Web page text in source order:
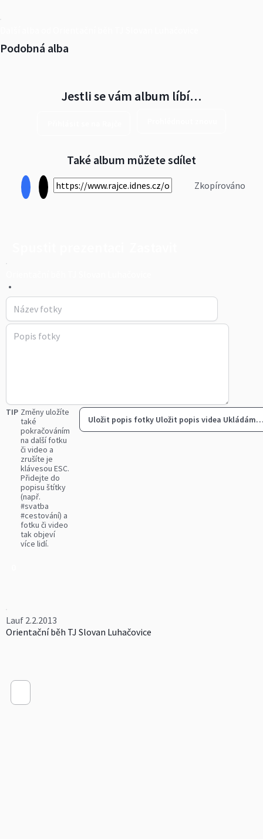
Podobná alba
Jestli se vám album líbí…
Také album můžete sdílet
Zkopírováno
•
TIP Změny uložíte
také
pokračováním
na další fotku
či video a
zrušíte je
klávesou ESC.
Přidejte do
popisu štítky
(např.
#svatba
#cestování) a
fotku či video
tak objeví
více lidí.
Uložit popis fotky Uložit popis videa
Lauf 2.2.2013
Orientační běh TJ Slovan Luhačovice